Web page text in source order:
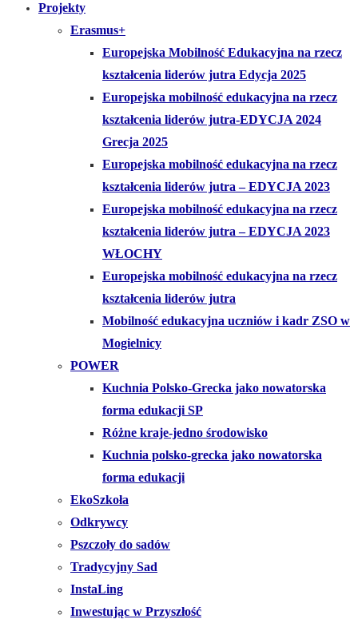
Projekty
Erasmus+
Europejska Mobilność Edukacyjna na rzecz
kształcenia liderów jutra Edycja 2025
Europejska mobilność edukacyjna na rzecz
kształcenia liderów jutra-EDYCJA 2024
Grecja 2025
Europejska mobilność edukacyjna na rzecz
kształcenia liderów jutra – EDYCJA 2023
Europejska mobilność edukacyjna na rzecz
kształcenia liderów jutra – EDYCJA 2023
WŁOCHY
Europejska mobilność edukacyjna na rzecz
kształcenia liderów jutra
Mobilność edukacyjna uczniów i kadr ZSO w
Mogielnicy
POWER
Kuchnia Polsko-Grecka jako nowatorska
forma edukacji SP
Różne kraje-jedno środowisko
Kuchnia polsko-grecka jako nowatorska
forma edukacji
EkoSzkoła
Odkrywcy
Pszczoły do sadów
Tradycyjny Sad
InstaLing
Inwestując w Przyszłość